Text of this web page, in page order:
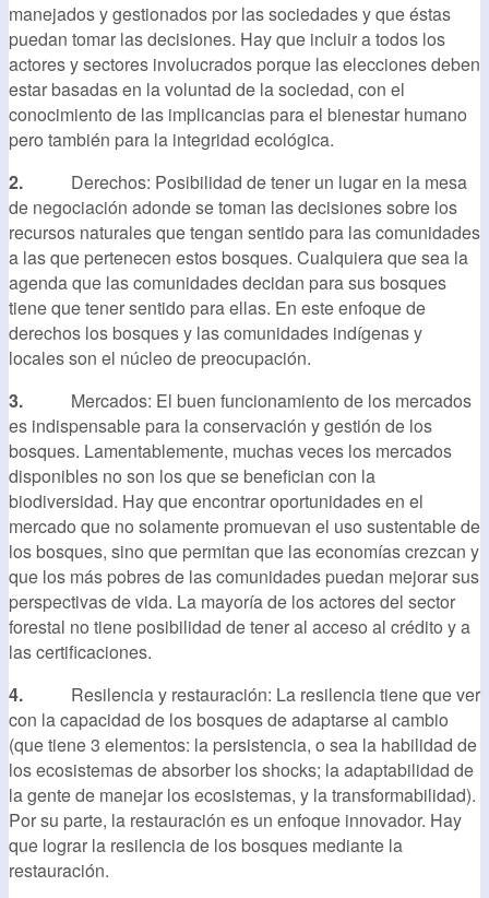
manejados y gestionados por las sociedades y que éstas
puedan tomar las decisiones. Hay que incluir a todos los
actores y sectores involucrados porque las elecciones deben
estar basadas en la voluntad de la sociedad, con el
conocimiento de las implicancias para el bienestar humano
pero también para la integridad ecológica.
2.
Derechos: Posibilidad de tener un lugar en la mesa
de negociación adonde se toman las decisiones sobre los
recursos naturales que tengan sentido para las comunidades
a las que pertenecen estos bosques. Cualquiera que sea la
agenda que las comunidades decidan para sus bosques
tiene que tener sentido para ellas. En este enfoque de
derechos los bosques y las comunidades indígenas y
locales son el núcleo de preocupación.
3.
Mercados: El buen funcionamiento de los mercados
es indispensable para la conservación y gestión de los
bosques. Lamentablemente, muchas veces los mercados
disponibles no son los que se benefician con la
biodiversidad. Hay que encontrar oportunidades en el
mercado que no solamente promuevan el uso sustentable de
los bosques, sino que permitan que las economías crezcan y
que los más pobres de las comunidades puedan mejorar sus
perspectivas de vida. La mayoría de los actores del sector
forestal no tiene posibilidad de tener al acceso al crédito y a
las certificaciones.
4.
Resilencia y restauración: La resilencia tiene que ver
con la capacidad de los bosques de adaptarse al cambio
(que tiene 3 elementos: la persistencia, o sea la habilidad de
los ecosistemas de absorber los shocks; la adaptabilidad de
la gente de manejar los ecosistemas, y la transformabilidad).
Por su parte, la restauración es un enfoque innovador. Hay
que lograr la resilencia de los bosques mediante la
restauración.